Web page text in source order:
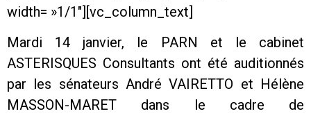
width= »1/1″][vc_column_text]
Mardi 14 janvier, le PARN et le cabinet
ASTERISQUES Consultants ont été auditionnés
par les sénateurs André VAIRETTO et Hélène
MASSON-MARET dans le cadre de